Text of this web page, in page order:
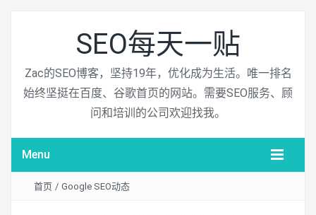
SEO每天一贴
Zac的SEO博客，坚持19年，优化成为生活。唯一排名
始终坚挺在百度、谷歌首页的网站。需要SEO服务、顾
问和培训的公司欢迎找我。
Menu
首页 / Google SEO动态